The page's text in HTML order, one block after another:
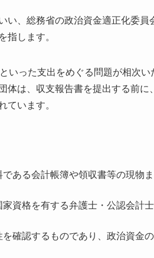
、総務省の政治資金適正化委員
します。
いった支出をめぐる問題が相次
は、収支報告書を提出する前
います。
である会計帳簿や領収書等の現物
家資格を有する弁護士・公認会計
確認するものであり、政治資金